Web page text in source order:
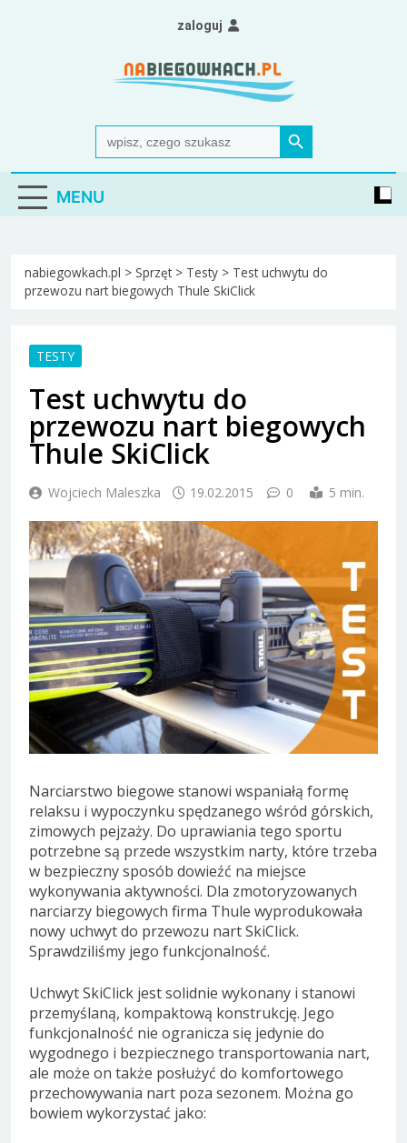
Nabiegowkach.pl
portal miłośników narciarstwa biegowego
Search
for:
Search Button
zaloguj
MENU
nabiegowkach.pl > Sprzęt > Testy > Test uchwytu do
przewozu nart biegowych Thule SkiClick
TESTY
Test uchwytu do
przewozu nart biegowych
Thule SkiClick
Wojciech Maleszka 19.02.2015 0 5 min.
Narciarstwo biegowe stanowi wspaniałą formę
relaksu i wypoczynku spędzanego wśród górskich,
zimowych pejzaży. Do uprawiania tego sportu
potrzebne są przede wszystkim narty, które trzeba
w bezpieczny sposób dowieźć na miejsce
wykonywania aktywności. Dla zmotoryzowanych
narciarzy biegowych firma Thule wyprodukowała
nowy uchwyt do przewozu nart SkiClick.
Sprawdziliśmy jego funkcjonalność.
Uchwyt SkiClick jest solidnie wykonany i stanowi
przemyślaną, kompaktową konstrukcję. Jego
funkcjonalność nie ogranicza się jedynie do
wygodnego i bezpiecznego transportowania nart,
ale może on także posłużyć do komfortowego
przechowywania nart poza sezonem. Można go
bowiem wykorzystać jako: